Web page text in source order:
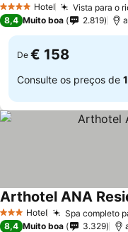
4 EstrelasHotel Vista para o
8,4 Muito boa 2.819
De € 158
Consulte os preços de
3 EstrelasHotel Spa completo
Arthotel ANA
8,4 Muito boa 3.329